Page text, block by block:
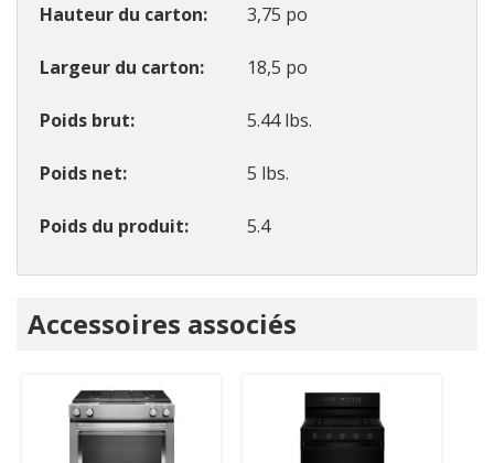
Hauteur du carton 3,75 po
Largeur du carton 18,5 po
Poids brut 5.44 lbs.
Poids net 5 lbs.
Poids du produit 5.4
Accessoires associés